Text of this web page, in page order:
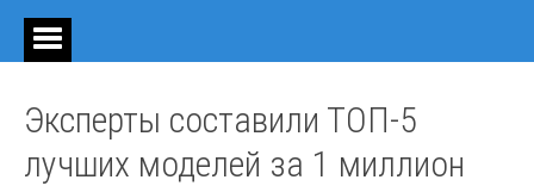
Эксперты составили ТОП-5
лучших моделей за 1 миллион